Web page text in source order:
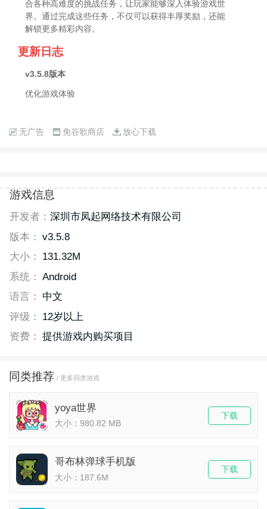
合各种高难度的挑战任务，让玩家能够深入体验游戏世
界。通过完成这些任务，不仅可以获得丰厚奖励，还能
解锁更多精彩内容。
更新日志
v3.5.8版本
优化游戏体验
无广告 免谷歌商店 放心下载
游戏信息
开发者： 深圳市凤起网络技术有限公司
版本： v3.5.8
大小：
131.32M
系统： Android
语言：
中文
评级：
12岁以上
资费： 提供游戏内购买项目
同类推荐 / 更多同类游戏
yoya世界
大小：980.82 MB
下载
哥布林弹球手机版
大小：187.6M
下载